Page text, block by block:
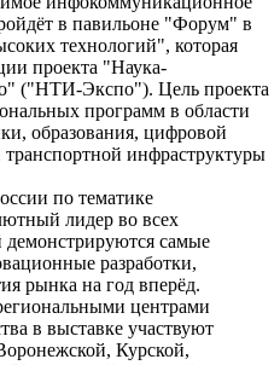
в павильоне "Форум" в
технологий", которая
проекта "Наука-
("НТИ-Экспо"). Цель проекта
программ в области
образования, цифровой
инфраструктуры
по тематике
лидер во всех
самые
разработки,
рынка на год вперёд.
центрами
в выставке участвуют
Курской,